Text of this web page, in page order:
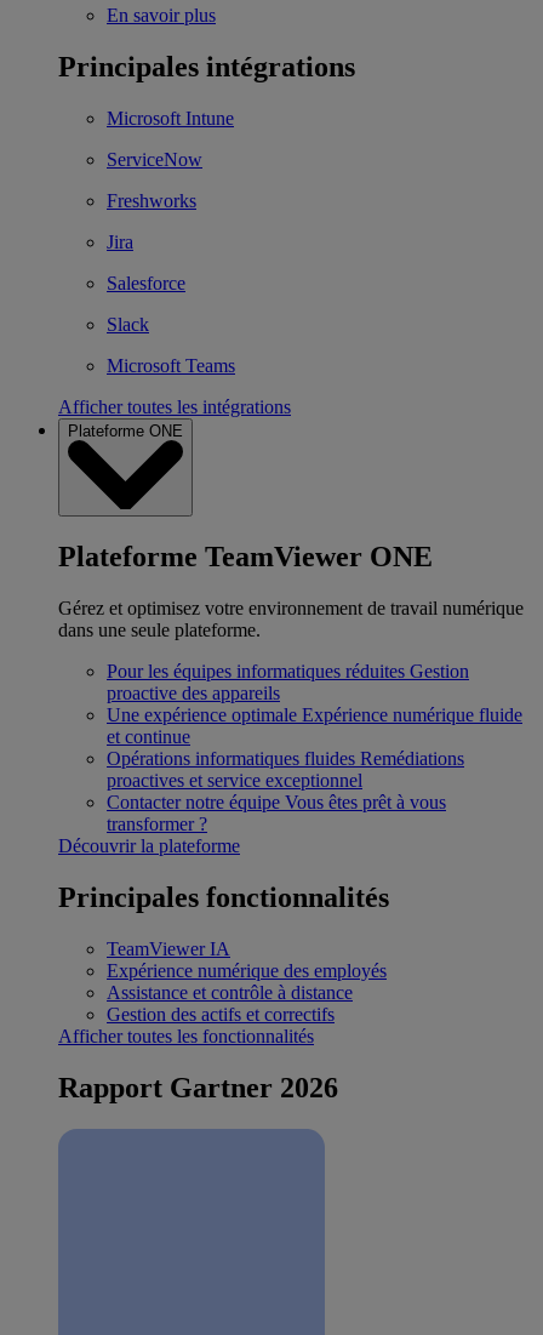
En savoir plus
Principales intégrations
Microsoft Intune
ServiceNow
Freshworks
Jira
Salesforce
Slack
Microsoft Teams
Afficher toutes les intégrations
Plateforme ONE
Plateforme TeamViewer ONE
Gérez et optimisez votre environnement de travail numérique
dans une seule plateforme.
Pour les équipes informatiques réduites Gestion
proactive des appareils
Une expérience optimale Expérience numérique fluide
et continue
Opérations informatiques fluides Remédiations
proactives et service exceptionnel
Contacter notre équipe Vous êtes prêt à vous
transformer ?
Découvrir la plateforme
Principales fonctionnalités
TeamViewer IA
Expérience numérique des employés
Assistance et contrôle à distance
Gestion des actifs et correctifs
Afficher toutes les fonctionnalités
Rapport Gartner 2026